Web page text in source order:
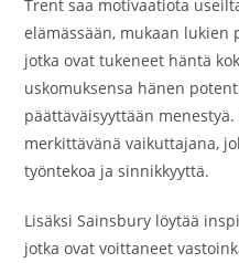
Trent saa motivaatiota
elämässään, mukaan
jotka ovat tukeneet häntä
uskomuksensa hänen
päättäväisyyttään
merkittävänä vaikuttajana,
työntekoa ja sinnikkyyttä.
Lisäksi Sainsbury löytää
jotka ovat voittaneet